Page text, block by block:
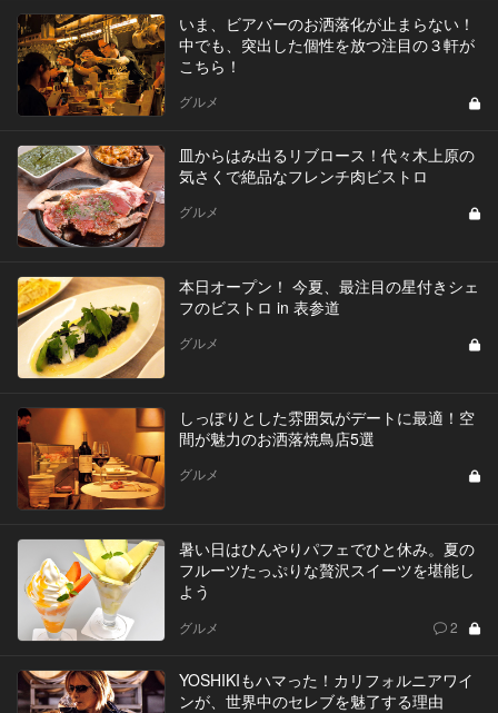
いま、ビアバーのお洒落化が止まらない！
中でも、突出した個性を放つ注目の３軒が
こちら！
グルメ
皿からはみ出るリブロース！代々木上原の
気さくで絶品なフレンチ肉ビストロ
グルメ
本日オープン！ 今夏、最注目の星付きシェ
フのビストロ in 表参道
グルメ
しっぽりとした雰囲気がデートに最適！空
間が魅力のお洒落焼鳥店5選
グルメ
暑い日はひんやりパフェでひと休み。夏の
フルーツたっぷりな贅沢スイーツを堪能し
よう
グルメ 2
YOSHIKIもハマった！カリフォルニアワイ
ンが、世界中のセレブを魅了する理由